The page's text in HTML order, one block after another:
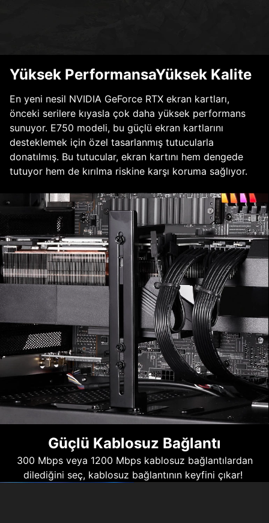
Yüksek PerformansaYüksek Kalite
En yeni nesil NVIDIA GeForce RTX ekran kartları,
önceki serilere kıyasla çok daha yüksek performans
sunuyor. E750 modeli, bu güçlü ekran kartlarını
desteklemek için özel tasarlanmış tutucularla
donatılmış. Bu tutucular, ekran kartını hem dengede
tutuyor hem de kırılma riskine karşı koruma sağlıyor.
Güçlü Kablosuz Bağlantı
300 Mbps veya 1200 Mbps kablosuz bağlantılardan
dilediğini seç, kablosuz bağlantının keyfini çıkar!